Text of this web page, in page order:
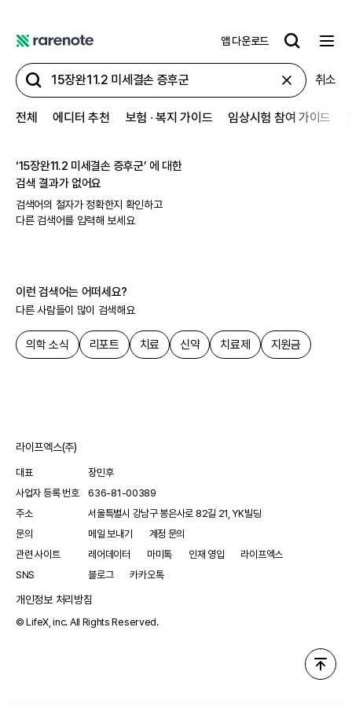
어
노
트
앱 다운로드
취소
전체 에디터 추천 보험 ∙ 복지 가이드 임상시험 참여 가이드
‘15장완11.2 미세결손 증후군’ 에 대한
검색 결과가 없어요
검색어의 철자가 정확한지 확인하고
다른 검색어를 입력해 보세요
이런 검색어는 어떠세요?
다른 사람들이 많이 검색해요
의학 소식 리포트 치료 신약 치료제 지원금
라이프엑스(주)
대표
장민후
사업자 등록 번호
636-81-00389
주소
서울특별시 강남구 봉은사로 82길 21, YK빌딩
문의
메일 보내기
계정 문의
관련 사이트
레어데이터 마미톡 인재 영입
라이프엑스
SNS
블로그 카카오톡
개인정보 처리방침
© LifeX, inc. All Rights Reserved.